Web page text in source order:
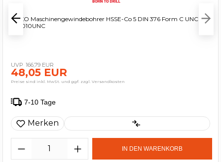
RUKO Maschinengewindebohrer HSSE-Co 5 DIN 376 Form C UNC 1" -
266010UNC
166,79 EUR
48,05 EUR
Preise sind inkl. MwSt. und ggf. zzgl. Versandkosten
7-10 Tage
Merken
IN DEN WARENKORB